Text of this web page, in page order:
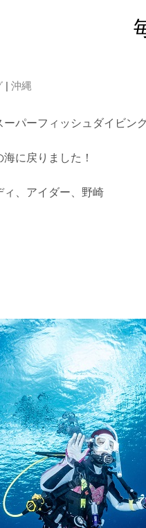
| 沖縄
パーフィッシュダイビン
に戻りました！
ィ、アイダー、野崎
の様子や海況を確認し、ガ
よってはエントリーを行わ
から、エントリー人数を制
は禁止とします。クジラに
ンキックなどをして泳ぐこ
の事項をお守りください。
、可能な限りスイムが実施
ください。
日は多くありません。その
対策をお願いいたします。
ビングの技術が本ツアーに
内となる場合があります。
談ください。